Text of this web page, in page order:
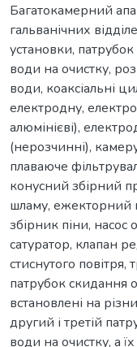
Багатокамерний
гальванічних
установки, патрубок
води на очистку,
води, коаксіальні
електродну,
алюмінієві),
(нерозчинні),
плаваюче
конусний збірний
шламу, ежекторний
збірник піни, насос
сатуратор, клапан
стиснутого повітря,
патрубок скидання
встановлені на
другий і третій
води на очистку, а